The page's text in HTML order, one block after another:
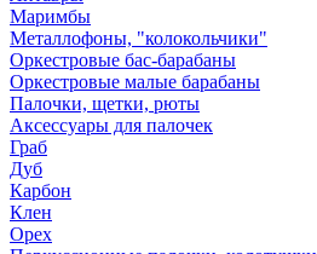
Маримбы
Металлофоны, "колокольчики"
Оркестровые бас-барабаны
Оркестровые малые барабаны
Палочки, щетки, рюты
Аксессуары для палочек
Граб
Дуб
Карбон
Клен
Орех